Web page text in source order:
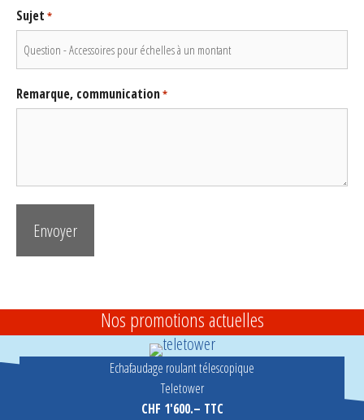
Sujet *
Remarque, communication*
Nos promotions actuelles
Echafaudage roulant télescopique
Teletower
CHF 1'600.– TTC